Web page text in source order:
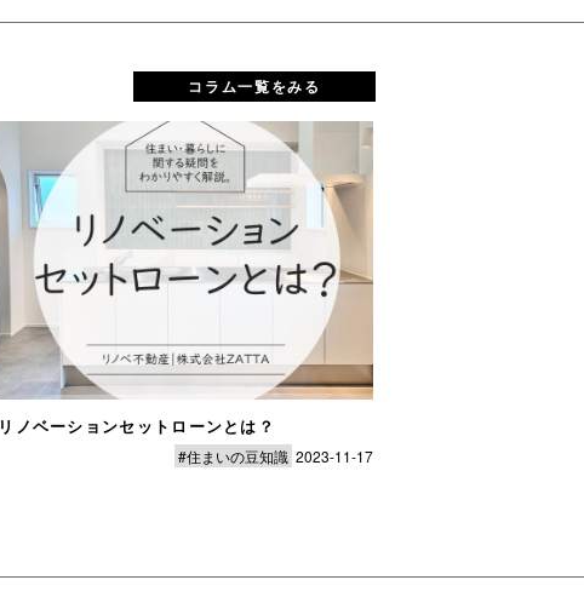
コラム一覧をみる
リノベーションセットローンとは？
#住まいの豆知識 2023-11-17